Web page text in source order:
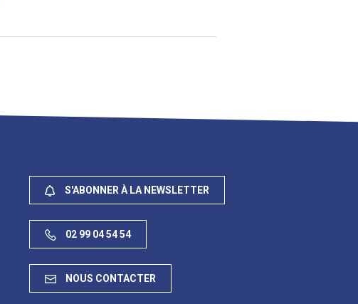
S'ABONNER À LA NEWSLETTER
02 99 04 54 54
NOUS CONTACTER